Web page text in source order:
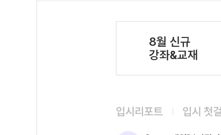
8월 신규
강좌&교재
입시리포트 입시 첫